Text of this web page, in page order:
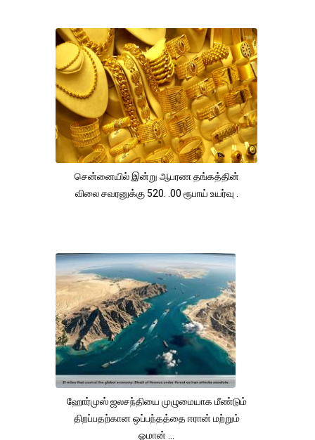
சென்னையில் இன்று ஆபரண தங்கத்தின்
விலை சவரனுக்கு 520. .00 ரூபாய் உயர்வு .
ஹோர்முஸ் ஜலசந்தியை முழுமையாக மீண்டும்
திறப்பதற்கான ஒப்பந்தத்தை ஈரான் மற்றும்
ஓமான் ...